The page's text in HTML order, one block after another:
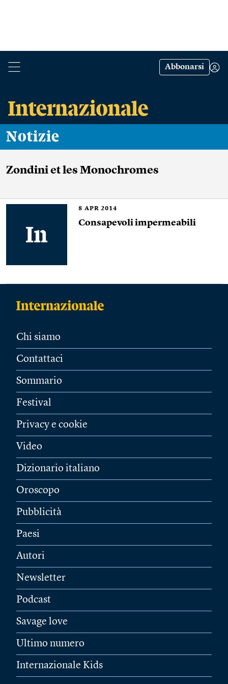
Abbonarsi
Notizie
Zondini et les Monochromes
8 APR 2014
Consapevoli impermeabili
Chi siamo
Contattaci
Sommario
Festival
Privacy e cookie
Video
Dizionario italiano
Oroscopo
Pubblicità
Paesi
Autori
Newsletter
Podcast
Savage love
Ultimo numero
Internazionale Kids